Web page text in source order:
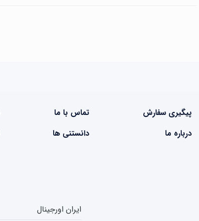
پیگیری سفارش تماس با ما
درباره ما
دانستنی ها
ایران اورجینال